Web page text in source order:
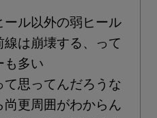
ール以外の弱ヒール
は崩壊する、って
も多い
思ってんだろうな
更周囲がわからん